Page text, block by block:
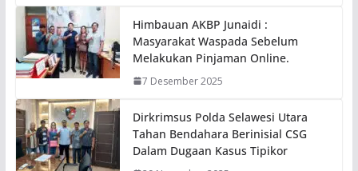
Himbauan AKBP Junaidi :
Masyarakat Waspada Sebelum
Melakukan Pinjaman Online.
7 Desember 2025
Dirkrimsus Polda Selawesi Utara
Tahan Bendahara Berinisial CSG
Dalam Dugaan Kasus Tipikor